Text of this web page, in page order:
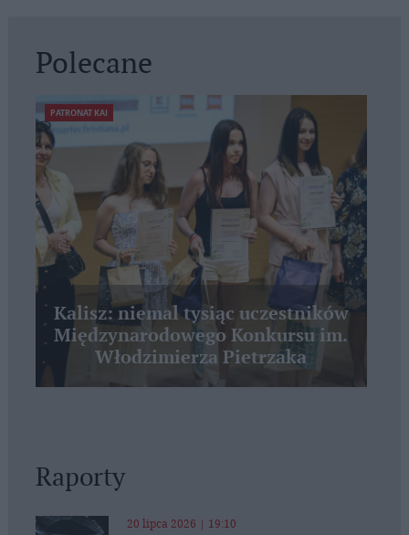
Polecane
PATRONAT KAI
Kalisz: niemal tysiąc uczestników
Międzynarodowego Konkursu im.
Włodzimierza Pietrzaka
Raporty
20 lipca 2026 | 19:10